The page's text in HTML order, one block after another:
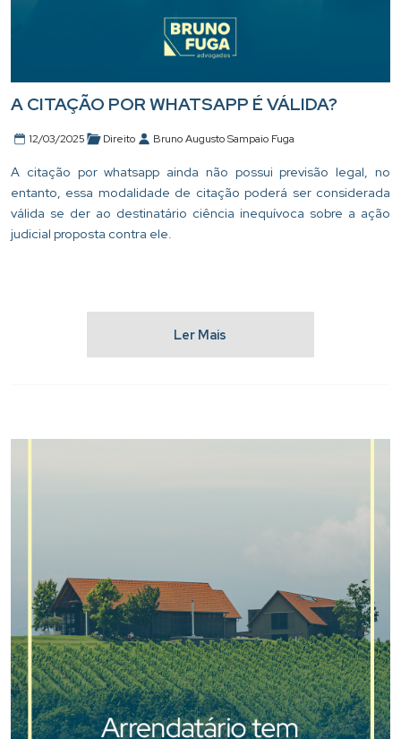
A CITAÇÃO POR WHATSAPP É VÁLIDA?
12/03/2025 Direito Bruno Augusto Sampaio Fuga
A citação por whatsapp ainda não possui previsão legal, no
entanto, essa modalidade de citação poderá ser considerada
válida se der ao destinatário ciência inequívoca sobre a ação
judicial proposta contra ele.
Ler Mais